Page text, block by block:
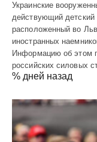
Украинские
действующий детский
расположенный во
иностранных
Информацию об этом
российских силовых
% дней назад